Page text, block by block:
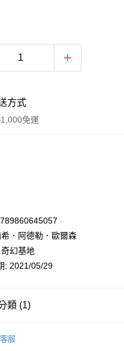
方式
免運
．阿德勒．歐爾森
幻基地
: 2021/05/29
類 (1)
客服